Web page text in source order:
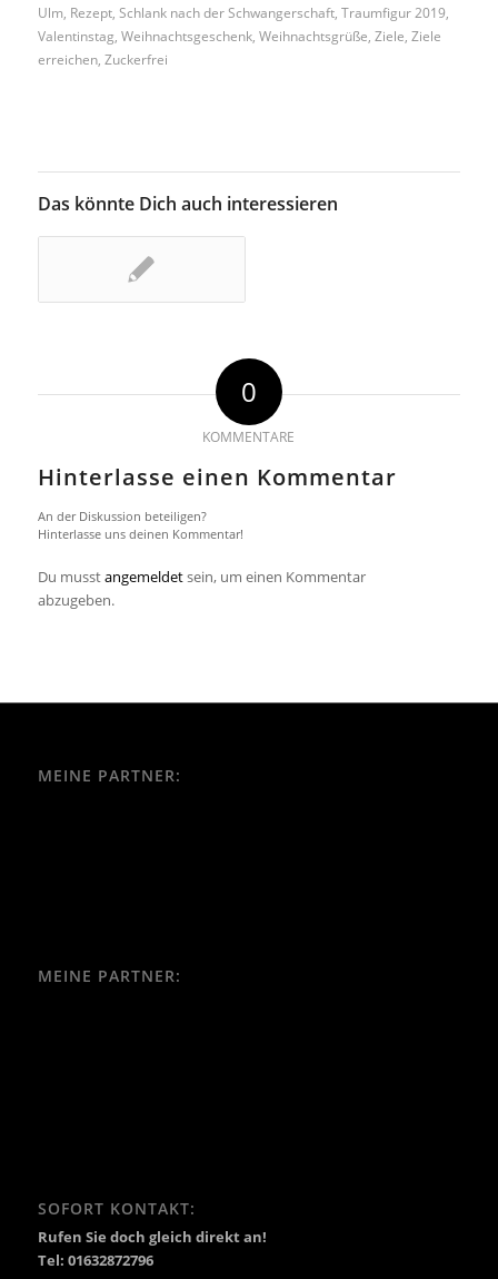
Ulm, Rezept, Schlank nach der Schwangerschaft, Traumfigur 2019,
Valentinstag, Weihnachtsgeschenk, Weihnachtsgrüße, Ziele, Ziele
erreichen, Zuckerfrei
Das könnte Dich auch interessieren
0
KOMMENTARE
Hinterlasse einen Kommentar
An der Diskussion beteiligen?
Hinterlasse uns deinen Kommentar!
Du musstangemeldetsein, um einen Kommentar
abzugeben.
MEINE PARTNER:
MEINE PARTNER:
SOFORT KONTAKT:
Rufen Sie doch gleich direkt an!
Tel: 01632872796